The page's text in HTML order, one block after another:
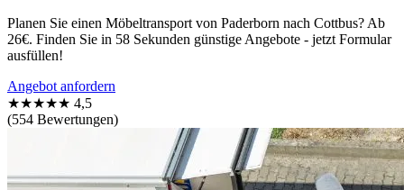
Planen Sie einen Möbeltransport von Paderborn nach Cottbus? Ab
26€. Finden Sie in 58 Sekunden günstige Angebote - jetzt Formular
ausfüllen!
Angebot anfordern
★★★★★ 4,5
(554 Bewertungen)